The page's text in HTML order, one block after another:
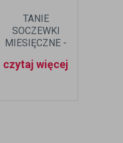
TANIE
SOCZEWKI
MIESIĘCZNE -
czytaj więcej